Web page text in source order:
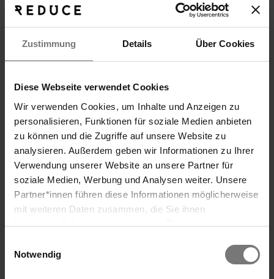
Zustimmung Details Über Cookies
Diese Webseite verwendet Cookies
Wir verwenden Cookies, um Inhalte und Anzeigen zu
personalisieren, Funktionen für soziale Medien anbieten
zu können und die Zugriffe auf unsere Website zu
analysieren. Außerdem geben wir Informationen zu Ihrer
Verwendung unserer Website an unsere Partner für
soziale Medien, Werbung und Analysen weiter. Unsere
Partner*innen führen diese Informationen möglicherweise
mit weiteren Daten zusammen, die Sie ihnen
bereitgestellt haben oder die sie im Rahmen Ihrer
Cookies und ähnliche Technologien (Tracking-Pixel),
Notwendig
Fedezze fel az érzéki kikapcsolódást a
termálfürdőzés közben.
Keresés
TÖBB nyár
3 teljes nap nyaraláshangulat
Regeneráció, kikapcsolódás, kiváló gasztronómia